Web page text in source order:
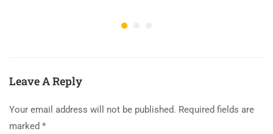
Leave A Reply
Your email address will not be published. Required fields are
marked *